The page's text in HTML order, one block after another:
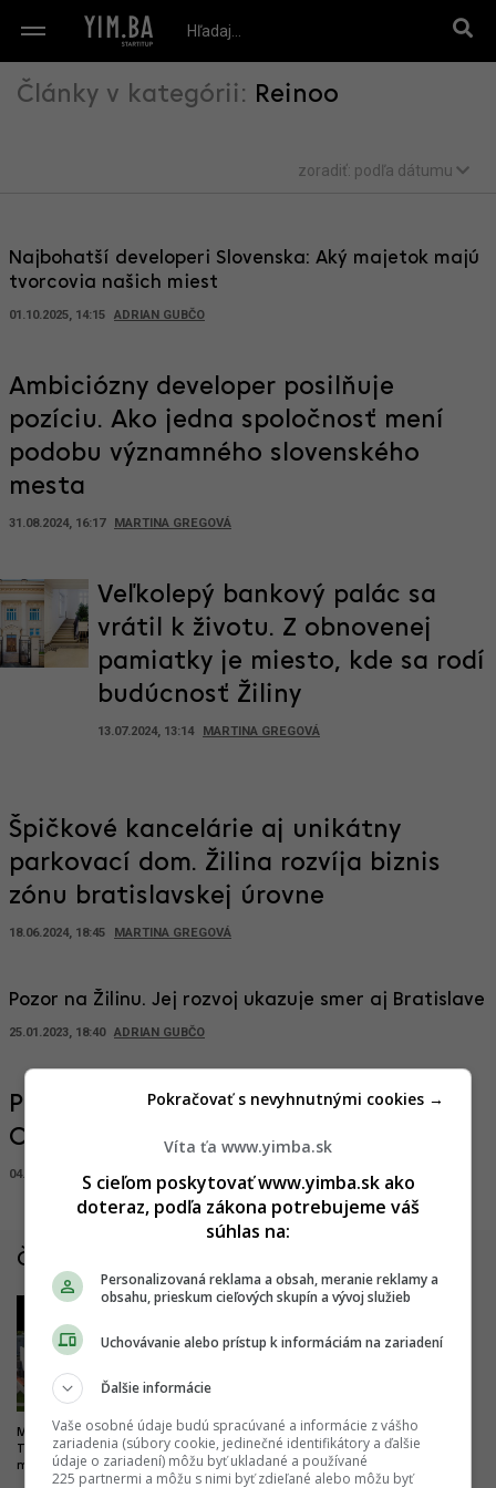
Články v kategórii: Reinoo
zoradiť: podľa dátumu
Najbohatší developeri Slovenska: Aký majetok majú
tvorcovia našich miest
01.10.2025, 14:15 ADRIAN GUBČO
Ambiciózny developer posilňuje
pozíciu. Ako jedna spoločnosť mení
podobu významného slovenského
mesta
31.08.2024, 16:17 MARTINA GREGOVÁ
Veľkolepý bankový palác sa
vrátil k životu. Z obnovenej
pamiatky je miesto, kde sa rodí
budúcnosť Žiliny
13.07.2024, 13:14 MARTINA GREGOVÁ
Špičkové kancelárie aj unikátny
parkovací dom. Žilina rozvíja biznis
zónu bratislavskej úrovne
18.06.2024, 18:45 MARTINA GREGOVÁ
Pozor na Žilinu. Jej rozvoj ukazuje smer aj Bratislave
25.01.2023, 18:40 ADRIAN GUBČO
Prináša development niečo okoliu?
Odpovedajú významní developeri
04.10.2022, 14:30 RED
Články zo Slovenska
Milióny do vyššieho vzdelania.
Trenčín chce byť univerzitným
mestom, buduje nový kampus
Drastické zlepšenie pre
železničnú dopravu. Trať z
Bratislavy do Komárna sa má
modernizovať, zvýši sa jej
Víta ťa www.yimba.sk
S cieľom poskytovať www.yimba.sk ako
doteraz, podľa zákona potrebujeme váš
súhlas na:
Personalizovaná reklama a obsah, meranie reklamy a
obsahu, prieskum cieľových skupín a vývoj služieb
Uchovávanie alebo prístup k informáciám na zariadení
Ďalšie informácie
Vaše osobné údaje budú spracúvané a informácie z vášho
zariadenia (súbory cookie, jedinečné identifikátory a ďalšie
údaje o zariadení) môžu byť ukladané a používané
225 partnermi a môžu s nimi byť zdieľané alebo môžu byť
Pokračovať s nevyhnutnými cookies →